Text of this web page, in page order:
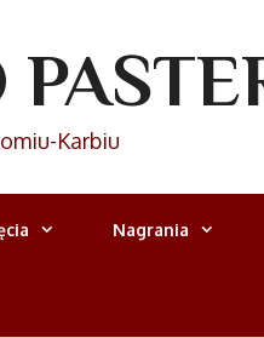
Karbiu
Nagrania